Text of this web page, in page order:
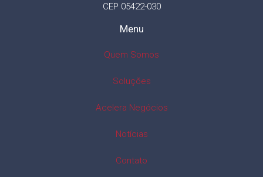
CEP 05422-030
Menu
Quem Somos
Soluções
Acelera Negócios
Notícias
Contato